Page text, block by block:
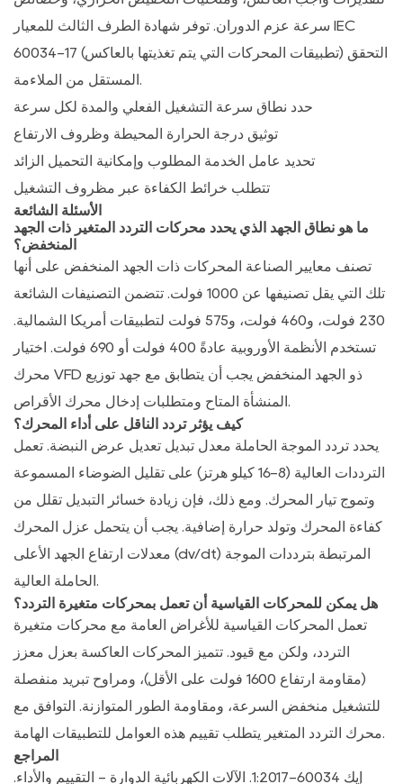
سرعة عزم الدوران. توفر شهادة الطرف الثالث للمعيار IEC
60034-17 (تطبيقات المحركات التي يتم تغذيتها بالعاكس) التحقق
المستقل من الملاءمة.
حدد نطاق سرعة التشغيل الفعلي والمدة لكل سرعة
توثيق درجة الحرارة المحيطة وظروف الارتفاع
تحديد عامل الخدمة المطلوب وإمكانية التحميل الزائد
تتطلب خرائط الكفاءة عبر مظروف التشغيل
الأسئلة الشائعة
ما هو نطاق الجهد الذي يحدد محركات التردد المتغير ذات الجهد
المنخفض؟
تصنف معايير الصناعة المحركات ذات الجهد المنخفض على أنها
تلك التي يقل تصنيفها عن 1000 فولت. تتضمن التصنيفات الشائعة
230 فولت، و460 فولت، و575 فولت لتطبيقات أمريكا الشمالية.
تستخدم الأنظمة الأوروبية عادةً 400 فولت أو 690 فولت.
اختيار
محرك VFD ذو الجهد المنخفض يجب أن يتطابق مع جهد توزيع
المنشأة المتاح ومتطلبات إدخال محرك الأقراص.
كيف يؤثر تردد الناقل على أداء المحرك؟
يحدد تردد الموجة الحاملة معدل تبديل تعديل عرض النبضة. تعمل
الترددات العالية (8-16 كيلو هرتز) على تقليل الضوضاء المسموعة
وتموج تيار المحرك. ومع ذلك، فإن زيادة خسائر التبديل تقلل من
كفاءة المحرك وتولد حرارة إضافية. يجب أن يتحمل عزل المحرك
معدلات ارتفاع الجهد الأعلى (dv/dt) المرتبطة بترددات الموجة
الحاملة العالية.
هل يمكن للمحركات القياسية أن تعمل بمحركات متغيرة التردد؟
تعمل المحركات القياسية للأغراض العامة مع محركات متغيرة
التردد، ولكن مع قيود. تتميز المحركات العاكسة بعزل معزز
(مقاومة ارتفاع 1600 فولت على الأقل)، ومراوح تبريد منفصلة
للتشغيل منخفض السرعة، ومقاومة الطور المتوازنة.
التوافق مع
محرك التردد المتغيريتطلب تقييم هذه العوامل للتطبيقات الهامة.
المراجع
إيك 60034-1:2017. الآلات الكهربائية الدوارة - التقييم والأداء.